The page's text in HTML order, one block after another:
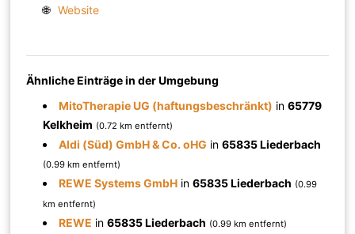
🌐 Website
Ähnliche Einträge in der Umgebung
MitoTherapie UG (haftungsbeschränkt) in65779
Kelkheim (0.72 km entfernt)
Aldi (Süd) GmbH & Co. oHG in65835 Liederbach
(0.99 km entfernt)
REWE Systems GmbH in65835 Liederbach (0.99
km entfernt)
REWE in65835 Liederbach (0.99 km entfernt)